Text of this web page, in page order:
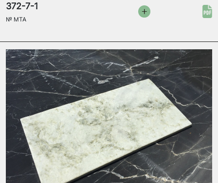
372-7-1
№ MTA